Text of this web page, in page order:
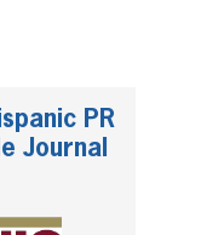
PR
Journal